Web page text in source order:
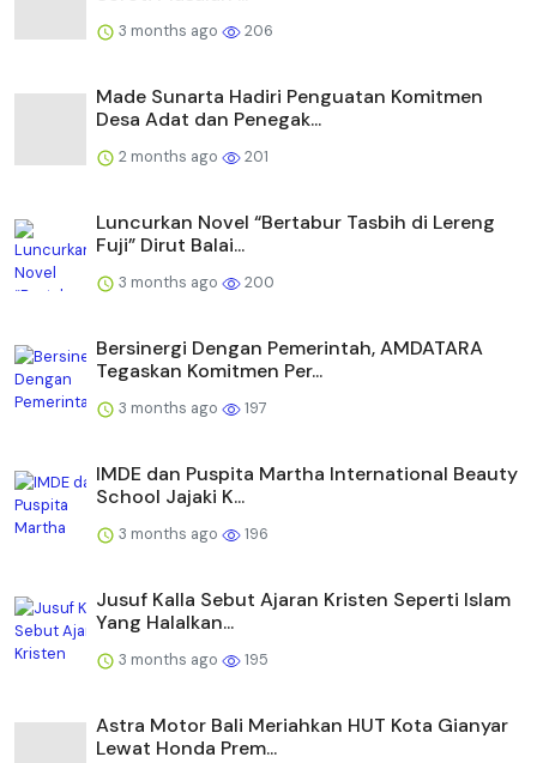
3 months ago 206
Made Sunarta Hadiri Penguatan Komitmen
Desa Adat dan Penegak...
2 months ago 201
Luncurkan Novel “Bertabur Tasbih di Lereng
Fuji” Dirut Balai...
3 months ago 200
Bersinergi Dengan Pemerintah, AMDATARA
Tegaskan Komitmen Per...
3 months ago 197
IMDE dan Puspita Martha International Beauty
School Jajaki K...
3 months ago 196
Jusuf Kalla Sebut Ajaran Kristen Seperti Islam
Yang Halalkan...
3 months ago 195
Astra Motor Bali Meriahkan HUT Kota Gianyar
Lewat Honda Prem...